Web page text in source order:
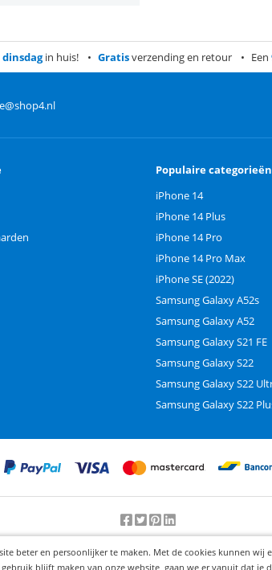
dinsdagin huis! Gratisverzending en retour Een
Populaire categorieën
iPhone 14
iPhone 14 Plus
iPhone 14 Pro
iPhone 14 Pro Max
iPhone SE (2022)
Samsung Galaxy A52s
Samsung Galaxy A52
Samsung Galaxy S21 FE
Samsung Galaxy S22
Samsung Galaxy S22
Samsung Galaxy S22
Beoordeling door klanten:9.2/10-25000
© 2012-2026 Knaak Commerce B.V.
beter en persoonlijker te maken. Met de cookies kunnen
blijft maken van onze website, gaan we er vanuit dat